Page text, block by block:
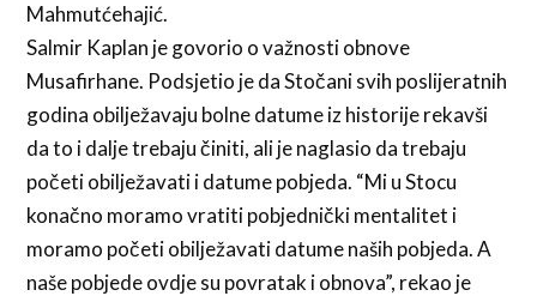
Mahmutćehajić.
Salmir Kaplan je govorio o važnosti obnove
Musafirhane. Podsjetio je da Stočani svih poslijeratnih
godina obilježavaju bolne datume iz historije rekavši
da to i dalje trebaju činiti, ali je naglasio da trebaju
početi obilježavati i datume pobjeda. “Mi u Stocu
konačno moramo vratiti pobjednički mentalitet i
moramo početi obilježavati datume naših pobjeda. A
naše pobjede ovdje su povratak i obnova”, rekao je